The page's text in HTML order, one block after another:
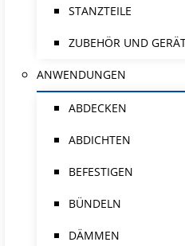
STANZTEILE
ZUBEHÖR UND
ANWENDUNGEN
ABDECKEN
ABDICHTEN
BEFESTIGEN
BÜNDELN
DÄMMEN